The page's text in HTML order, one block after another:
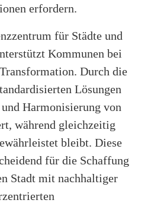
erfordern.
für Städte und
Kommunen bei
Durch die
Lösungen
Harmonisierung von
während gleichzeitig
bleibt. Diese
für die Schaffung
Stadt mit nachhaltiger